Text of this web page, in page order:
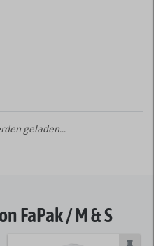
geladen...
FaPak / M & S